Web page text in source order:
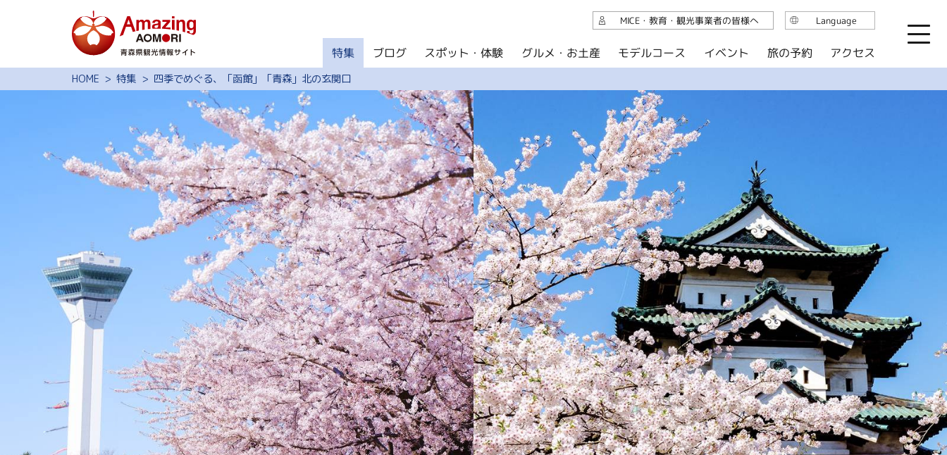
特集
ブログ
スポット・体験
グルメ・お土産
モデルコース
旅の予約
アクセス
観光ガイド
このサイトについて
サイト内検索
共有
行きたいリスト
写真ライブラリー
動画ライブラリー
パンフレットダウンロード
よくある質問
運営組織について
関連リンク集
Language
日本語
English
繁体中文
简体中文
한국어
HOME 特集 四季でめぐる、「函館」「青森」北の玄関口
特集 ブログ スポット・体験 グルメ・お土産 モデルコース イベント 旅の予約 アクセス
MICE・教育・観光事業者の皆様へ Language
English
简体中文